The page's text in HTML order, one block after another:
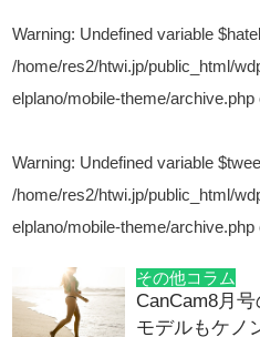
Warning: Undefined variable
/home/res2/htwi.jp/public_html/
elplano/mobile-theme/archive.php
Warning: Undefined variable
/home/res2/htwi.jp/public_html/
elplano/mobile-theme/archive.php
その他コラム
CanCam8月
モデルもケノ